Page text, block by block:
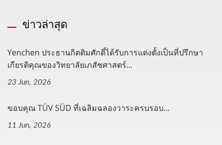
ข่าวล่าสุด
Yenchen ประธานกิตติมศักดิ์ได้รับการแต่งตั้งเป็นที่ปรึกษา
เกียรติคุณของวิทยาลัยเภสัชศาสตร์...
23 Jun, 2026
ขอบคุณ TÜV SÜD ที่เฉลิมฉลองวาระครบรอบ...
11 Jun, 2026